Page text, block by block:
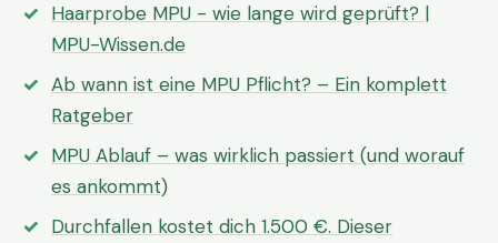
Haarprobe MPU - wie lange wird geprüft? |
MPU-Wissen.de
Ab wann ist eine MPU Pflicht? – Ein komplett
Ratgeber
MPU Ablauf – was wirklich passiert (und worauf
es ankommt)
Durchfallen kostet dich 1.500 €. Dieser